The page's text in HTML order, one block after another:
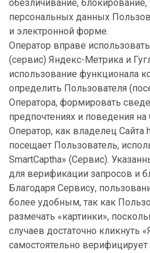
обезличивание,
персональных данных
и электронной форме.
Оператор вправе
(сервис) Яндекс-Метрика и
использование функционала
определить Пользователя
Оператора, формировать
предпочтениях и поведения на
Оператор, как владелец Сайта
посещает Пользователь,
SmartCaptha» (Сервис).
для верификации запросов и
Благодаря Сервису,
более удобным, так как
размечать «картинки»,
случаев достаточно кликнуть
самостоятельно верифицирует